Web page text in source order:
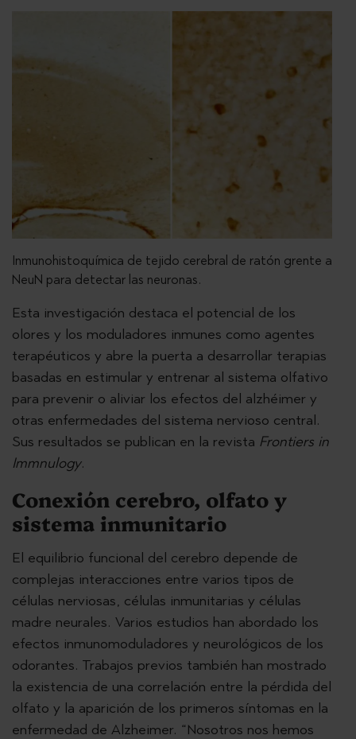
Inmunohistoquímica de tejido cerebral de ratón grente a
NeuN para detectar las neuronas.
Esta investigación destaca el potencial de los
olores y los moduladores inmunes como agentes
terapéuticos y abre la puerta a desarrollar terapias
basadas en estimular y entrenar al sistema olfativo
para prevenir o aliviar los efectos del alzhéimer y
otras enfermedades del sistema nervioso central.
Sus resultados se publican en la revista Frontiers in
Immnulogy.
Conexión cerebro, olfato y
sistema inmunitario
El equilibrio funcional del cerebro depende de
complejas interacciones entre varios tipos de
células nerviosas, células inmunitarias y células
madre neurales. Varios estudios han abordado los
efectos inmunomoduladores y neurológicos de los
odorantes. Trabajos previos también han mostrado
la existencia de una correlación entre la pérdida del
olfato y la aparición de los primeros síntomas en la
enfermedad de Alzheimer. “Nosotros nos hemos